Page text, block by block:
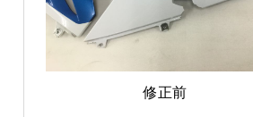
修正前